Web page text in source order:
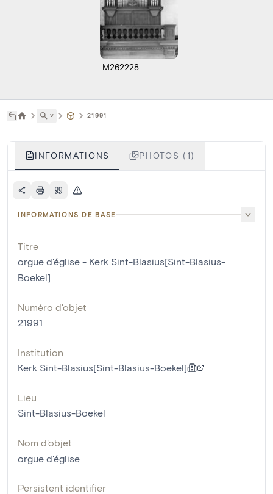
M262228
˅ 21991
INFORMATIONS PHOTOS (1)
INFORMATIONS DE BASE
Titre
orgue d'église - Kerk Sint-Blasius[Sint-Blasius-
Boekel]
Numéro d'objet
21991
Institution
Kerk Sint-Blasius[Sint-Blasius-Boekel]
Lieu
Sint-Blasius-Boekel
Nom d'objet
orgue d'église
Persistent identifier